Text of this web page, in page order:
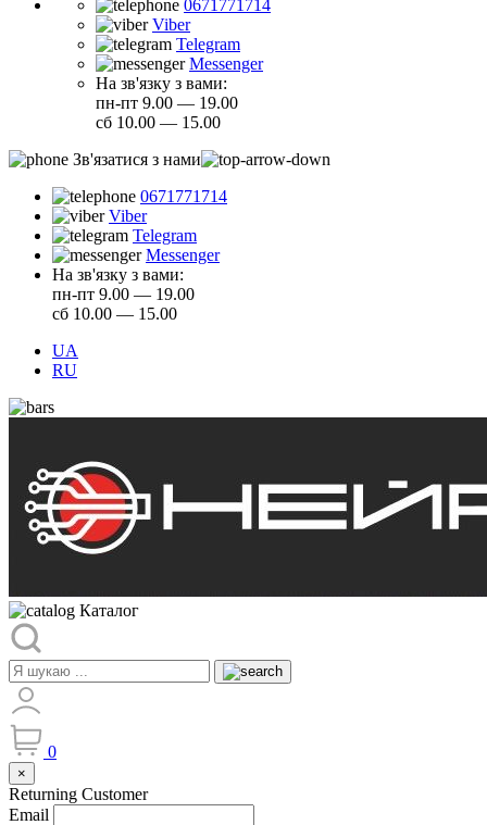
0671771714
Viber
Telegram
Messenger
На зв'язку з вами:
пн-пт 9.00 — 19.00
сб 10.00 — 15.00
Зв'язатися з нами
0671771714
Viber
Telegram
Messenger
На зв'язку з вами:
пн-пт 9.00 — 19.00
сб 10.00 — 15.00
UA
RU
Каталог
0
×
Returning Customer
Email